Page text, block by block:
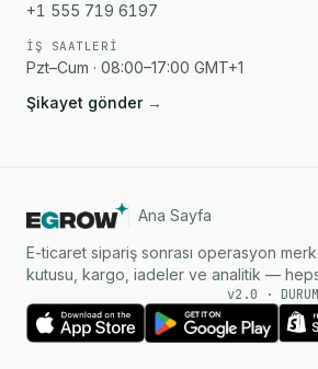
+1 555 719 6197
İŞ SAATLERI
Pzt–Cum · 08:00–17:00 GMT+1
Şikayet gönder →
Ana Sayfa
E-ticaret sipariş sonrası operasyon
kutusu, kargo, iadeler ve analitik —
v2.0 ·